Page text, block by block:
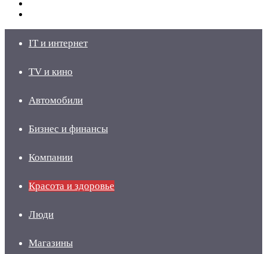
IT и интернет
TV и кино
Автомобили
Бизнес и финансы
Компании
Красота и здоровье
Люди
Магазины